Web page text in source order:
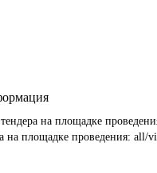
на площадке
на площадке проведения: all/